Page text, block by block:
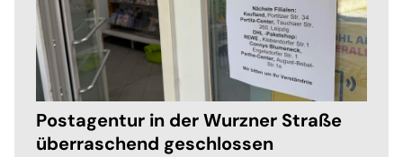
Postagentur in der Wurzner Straße
überraschend geschlossen